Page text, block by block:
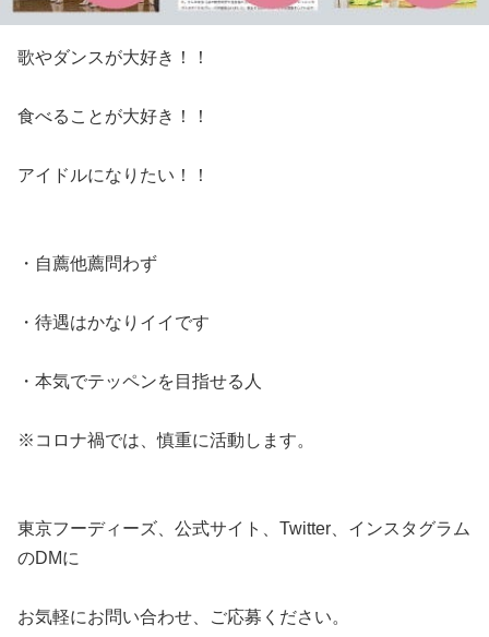
歌やダンスが大好き！！
食べることが大好き！！
アイドルになりたい！！
・自薦他薦問わず
・待遇はかなりイイです
・本気でテッペンを目指せる人
※コロナ禍では、慎重に活動します。
東京フーディーズ、公式サイト、Twitter、インスタグラム
のDMに
お気軽にお問い合わせ、ご応募ください。